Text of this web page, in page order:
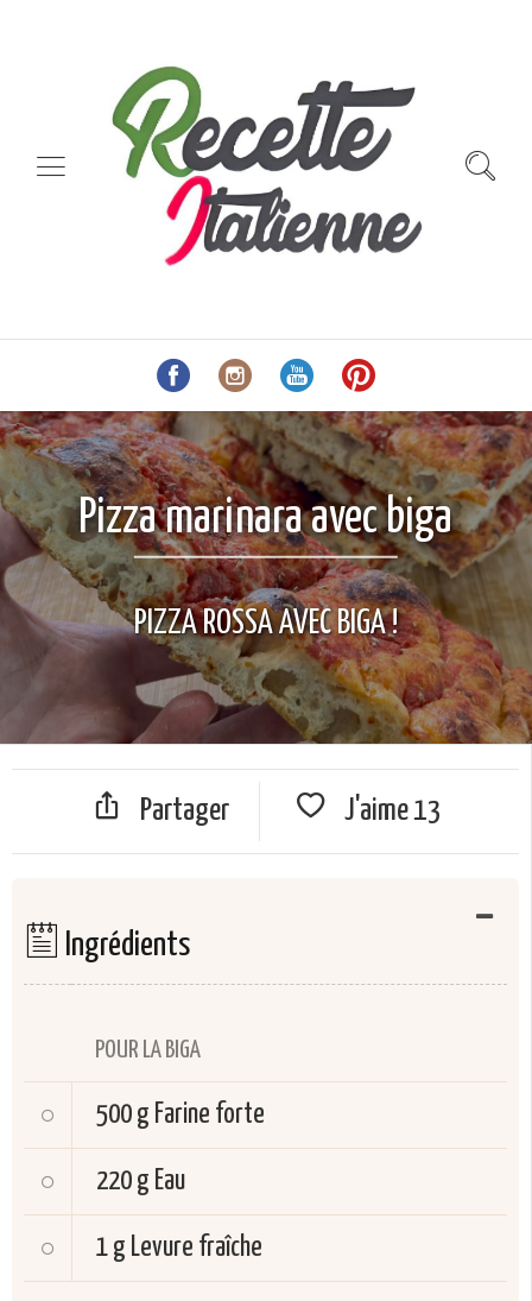
Pizza marinara avec biga
PIZZA ROSSA AVEC BIGA !
Partager J'aime13
Ingrédients
POUR LA BIGA
500 g Farine forte
220 g Eau
1 g Levure fraîche